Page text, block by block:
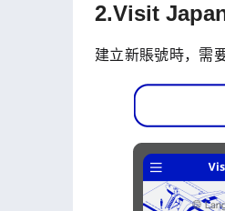
2.Visit
建立新賬號時，需